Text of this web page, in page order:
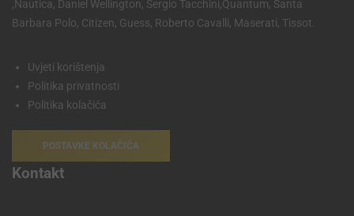
,Nautica, Daniel Wellington, Sergio Tacchini,Quantum, Santa
Barbara Polo, Citizen, Guess, Roberto Cavalli, Maserati, Tissot.
Uvjeti korištenja
Politika privatnosti
Politika kolačića
POSTAVKE KOLAČIĆA
Kontakt